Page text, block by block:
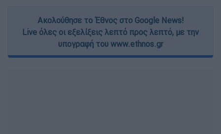
Ακολούθησε το Έθνος στο Google News!
Live όλες οι εξελίξεις λεπτό προς λεπτό, με την
υπογραφή του www.ethnos.gr